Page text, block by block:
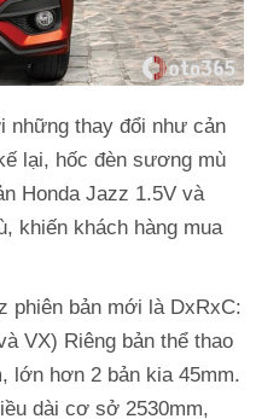
những thay đổi như cản
lại, hốc đèn sương mù
Honda Jazz 1.5V và
khiến khách hàng mua
phiên bản mới là DxRxC:
VX) Riêng bản thể thao
lớn hơn 2 bản kia 45mm.
dài cơ sở 2530mm,